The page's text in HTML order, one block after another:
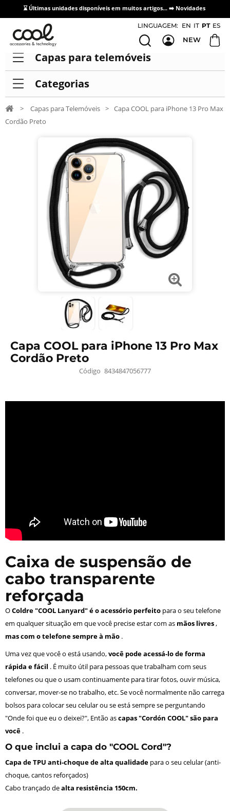
⌛ Últimas unidades disponíveis em muitos artigos... ➡️ Novidades
Acesso / Cadastro de Distribuidores
LINGUAGEM: EN IT PT ES
NEW
Capas para telemóveis
Categorias
> Capas para Telemóveis > Capa COOL para iPhone 13 Pro Max
Cordão Preto
Capa COOL para iPhone 13 Pro Max
Cordão Preto
Código 8434847056777
Caixa de suspensão de
cabo transparente
reforçada
OColdre "COOL Lanyard" é o acessório perfeito para o seu telefone
em qualquer situação em que você precise estar com as mãos livres,
mas com o telefone sempre à mão .
Uma vez que você o está usando,você pode acessá-lo de forma
rápida e fácil . É muito útil para pessoas que trabalham com seus
telefones ou que o usam continuamente para tirar fotos, ouvir música,
conversar, mover-se no trabalho, etc. Se você normalmente não carrega
bolsos para colocar seu celular ou se está sempre se perguntando
"Onde foi que eu o deixei?", Então ascapas "Cordón COOL" são para
você .
O que inclui a capa do "COOL Cord"?
Capa de TPU anti-choque de alta qualidade para o seu celular (anti-
choque, cantos reforçados)
Cabo trançado dealta resistência 150cm.